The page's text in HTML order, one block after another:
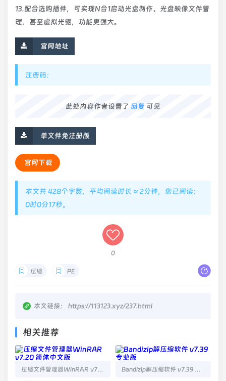
13.配合选购插件，可实现N合1启动光盘制作、光盘映像文件管
理，甚至虚拟光驱，功能更强大。
官网地址
注册码：
此处内容作者设置了 回复 可见
单文件免注册版
官网下载
本文共 428个字数，平均阅读时长 ≈ 2分钟，您已阅读：
0时0分17秒。
0
压缩 PE
本文链接： https://113123.xyz/237.html
相关推荐
压缩文件管理器WinRAR v7.20 简体中文版 Bandizip解压缩软件 v7.39 专业版